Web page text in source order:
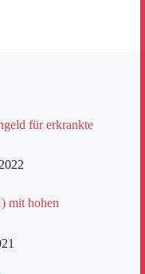
für erkrankte
mit hohen